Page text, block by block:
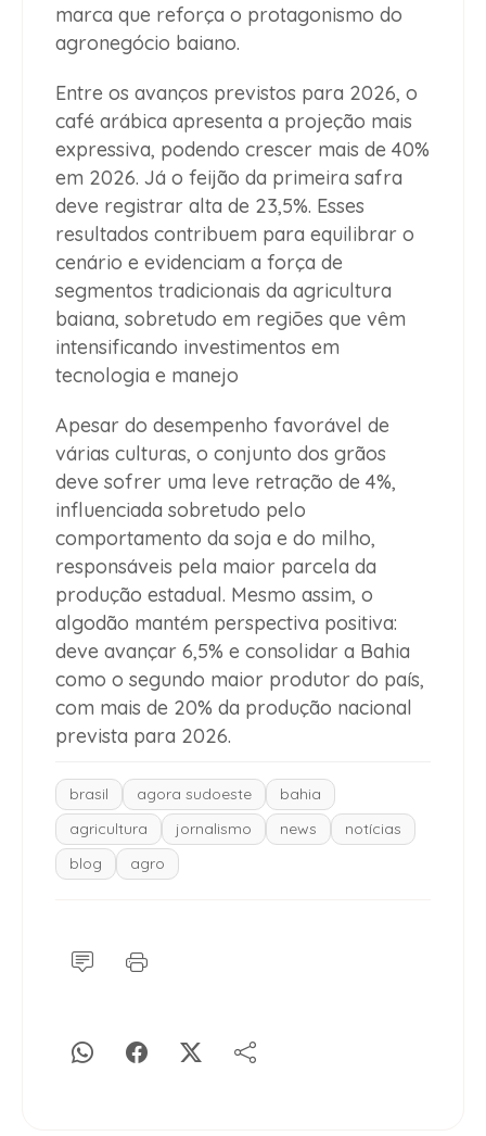
marca que reforça o protagonismo do
agronegócio baiano.
Entre os avanços previstos para 2026, o
café arábica apresenta a projeção mais
expressiva, podendo crescer mais de 40%
em 2026. Já o feijão da primeira safra
deve registrar alta de 23,5%. Esses
resultados contribuem para equilibrar o
cenário e evidenciam a força de
segmentos tradicionais da agricultura
baiana, sobretudo em regiões que vêm
intensificando investimentos em
tecnologia e manejo
Apesar do desempenho favorável de
várias culturas, o conjunto dos grãos
deve sofrer uma leve retração de 4%,
influenciada sobretudo pelo
comportamento da soja e do milho,
responsáveis pela maior parcela da
produção estadual. Mesmo assim, o
algodão mantém perspectiva positiva:
deve avançar 6,5% e consolidar a Bahia
como o segundo maior produtor do país,
com mais de 20% da produção nacional
prevista para 2026.
brasil agora sudoeste
bahia
agricultura
jornalismo news
notícias
blog
agro